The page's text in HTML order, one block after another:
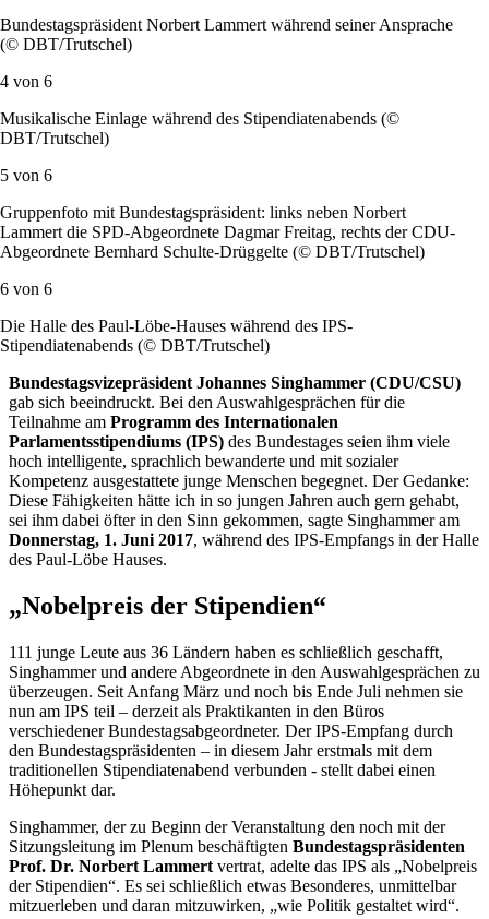
Bundestagspräsident Norbert Lammert während seiner Ansprache
(© DBT/Trutschel)
4 von 6
Musikalische Einlage während des Stipendiatenabends (©
DBT/Trutschel)
5 von 6
Gruppenfoto mit Bundestagspräsident: links neben Norbert
Lammert die SPD-Abgeordnete Dagmar Freitag, rechts der CDU-
Abgeordnete Bernhard Schulte-Drüggelte (© DBT/Trutschel)
6 von 6
Die Halle des Paul-Löbe-Hauses während des IPS-
Stipendiatenabends (© DBT/Trutschel)
Bundestagsvizepräsident Johannes Singhammer (CDU/CSU)
gab sich beeindruckt. Bei den Auswahlgesprächen für die
Teilnahme am Programm des Internationalen
Parlamentsstipendiums (IPS) des Bundestages seien ihm viele
hoch intelligente, sprachlich bewanderte und mit sozialer
Kompetenz ausgestattete junge Menschen begegnet. Der Gedanke:
Diese Fähigkeiten hätte ich in so jungen Jahren auch gern gehabt,
sei ihm dabei öfter in den Sinn gekommen, sagte Singhammer am
Donnerstag, 1. Juni 2017, während des IPS-Empfangs in der Halle
des Paul-Löbe Hauses.
„Nobelpreis der Stipendien“
111 junge Leute aus 36 Ländern haben es schließlich geschafft,
Singhammer und andere Abgeordnete in den Auswahlgesprächen zu
überzeugen. Seit Anfang März und noch bis Ende Juli nehmen sie
nun am IPS teil – derzeit als Praktikanten in den Büros
verschiedener Bundestagsabgeordneter. Der IPS-Empfang durch
den Bundestagspräsidenten – in diesem Jahr erstmals mit dem
traditionellen Stipendiatenabend verbunden - stellt dabei einen
Höhepunkt dar.
Singhammer, der zu Beginn der Veranstaltung den noch mit der
Sitzungsleitung im Plenum beschäftigten Bundestagspräsidenten
Prof. Dr. Norbert Lammert vertrat, adelte das IPS als „Nobelpreis
der Stipendien“. Es sei schließlich etwas Besonderes, unmittelbar
mitzuerleben und daran mitzuwirken, „wie Politik gestaltet wird“.